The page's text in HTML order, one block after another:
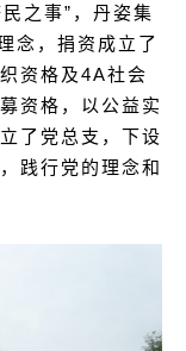
之事”，丹姿集
念，捐资成立了
资格及4A社会
资格，以公益实
了党总支，下设
践行党的理念和